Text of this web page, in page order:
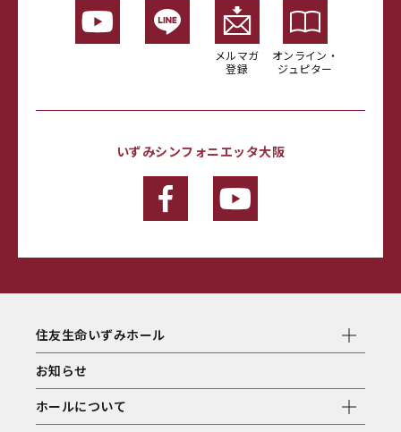
メルマガ
登録
オンライン・
ジュピター
いずみシンフォニエッタ大阪
住友生命いずみホール
お知らせ
ホールについて